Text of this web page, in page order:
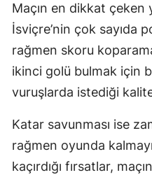
Maçın en dikkat çeken
İsviçre’nin çok sayıda
rağmen skoru
ikinci golü bulmak için
vuruşlarda istediği
Katar savunması ise
rağmen oyunda
kaçırdığı fırsatlar,